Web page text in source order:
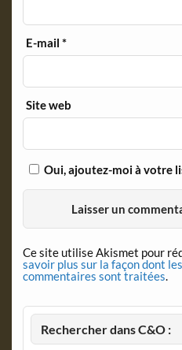
E-mail*
Site web
Oui, ajoutez-moi à votre
Ce site utilise Akismet pour
savoir plus sur la façon dont
commentaires sont traitées.
Rechercher dans C&O :